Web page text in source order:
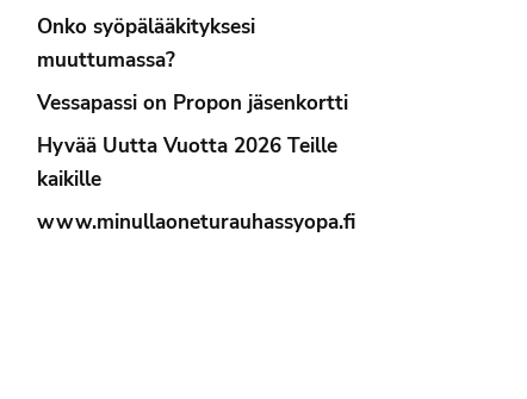
Onko syöpälääkityksesi
muuttumassa?
Vessapassi on Propon jäsenkortti
Hyvää Uutta Vuotta 2026 Teille
kaikille
www.minullaoneturauhassyopa.fi